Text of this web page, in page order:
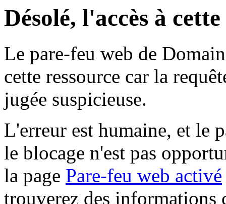
Désolé, l'accès à
Le pare-feu web de
cette ressource car la
jugée suspicieuse.
L'erreur est humaine, et le
le blocage n'est pas
la page Pare-feu web activé
trouverez des informations